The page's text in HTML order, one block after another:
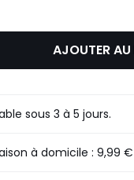
AJOUTER AU
sous 3 à 5 jours.
à domicile :9,99 €